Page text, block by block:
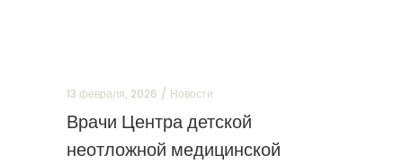
13 февраля, 2026 Новости
Врачи Центра детской
неотложной медицинской